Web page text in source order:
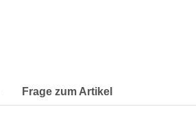
Frage zum Artikel